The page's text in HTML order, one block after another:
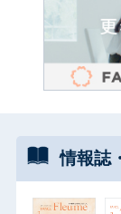
情報誌・